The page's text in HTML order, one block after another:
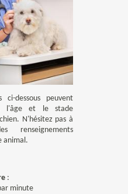
ci-dessous peuvent
l'âge et le stade
N'hésitez pas à
renseignements
animal.
:
minute